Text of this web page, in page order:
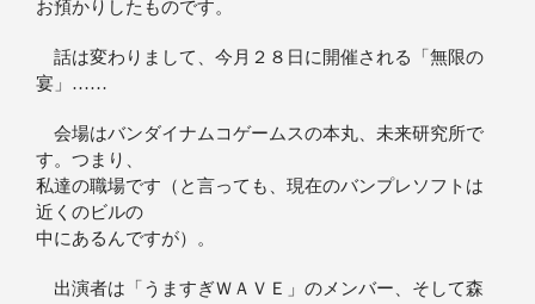
お預かりしたものです。
話は変わりまして、今月２８日に開催される「無限の
宴」……
会場はバンダイナムコゲームスの本丸、未来研究所で
す。つまり、
私達の職場です（と言っても、現在のバンプレソフトは
近くのビルの
中にあるんですが）。
出演者は「うますぎＷＡＶＥ」のメンバー、そして森